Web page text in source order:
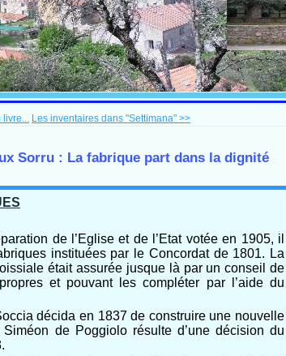
livre... Les inventaires dans "Settimana" >>
Sorru : La fabrique part dans la dignité
de l’Eglise et de l’Etat votée en 1905, il
instituées par le Concordat de 1801. La
était assurée jusque là par un conseil de
et pouvant les compléter par l’aide du
décida en 1837 de construire une nouvelle
de Poggiolo résulte d’une décision du